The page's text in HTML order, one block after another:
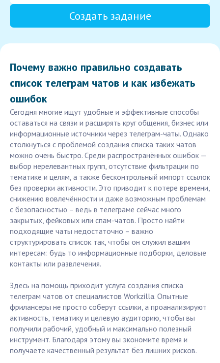
Создать задание
Почему важно правильно создавать
список телеграм чатов и как избежать
ошибок
Сегодня многие ищут удобные и эффективные способы
оставаться на связи и расширять круг общения, бизнес или
информационные источники через телеграм-чаты. Однако
столкнуться с проблемой создания списка таких чатов
можно очень быстро. Среди распространённых ошибок —
выбор нерелевантных групп, отсутствие фильтрации по
тематике и целям, а также бесконтрольный импорт ссылок
без проверки активности. Это приводит к потере времени,
снижению вовлечённости и даже возможным проблемам
с безопасностью – ведь в телеграме сейчас много
закрытых, фейковых или спам-чатов. Просто найти
подходящие чаты недостаточно – важно
структурировать список так, чтобы он служил вашим
интересам: будь то информационные подборки, деловые
контакты или развлечения.
Здесь на помощь приходит услуга создания списка
телеграм чатов от специалистов Workzilla. Опытные
фрилансеры не просто соберут ссылки, а проанализируют
активность, тематику и целевую аудиторию, чтобы вы
получили рабочий, удобный и максимально полезный
инструмент. Благодаря этому вы экономите время и
получаете качественный результат без лишних рисков.